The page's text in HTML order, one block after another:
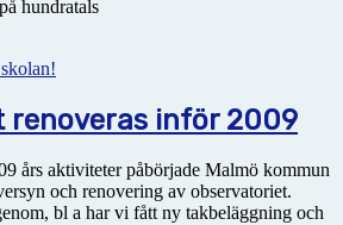
hundratals
renoveras inför 2009
års aktiviteter påbörjade Malmö kommun
och renovering av observatoriet.
bl a har vi fått ny takbeläggning och